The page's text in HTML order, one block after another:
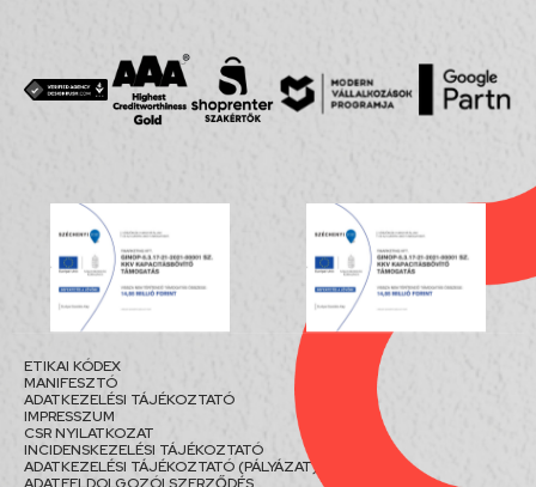
ETIKAI KÓDEX
MANIFESZTÓ
ADATKEZELÉSI TÁJÉKOZTATÓ
IMPRESSZUM
CSR NYILATKOZAT
INCIDENSKEZELÉSI TÁJÉKOZTATÓ
ADATKEZELÉSI TÁJÉKOZTATÓ (PÁLYÁZAT)